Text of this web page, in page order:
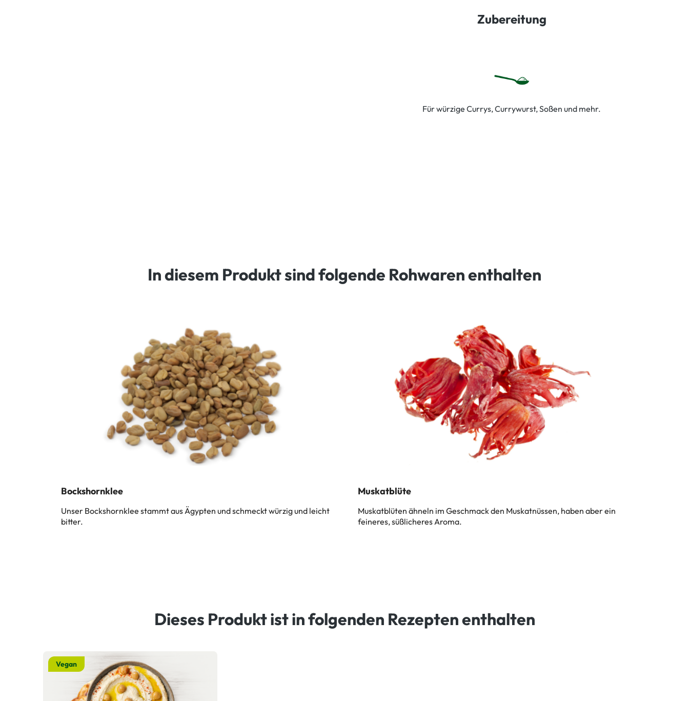
Zubereitung
Für würzige Currys, Currywurst, Soßen und mehr.
In diesem Produkt sind folgende Rohwaren enthalten
Bockshornklee
Unser Bockshornklee stammt aus Ägypten und schmeckt würzig und leicht
bitter.
Muskatblüte
Muskatblüten ähneln im Geschmack den Muskatnüssen, haben aber ein
feineres, süßlicheres Aroma.
Dieses Produkt ist in folgenden Rezepten enthalten
Vegan